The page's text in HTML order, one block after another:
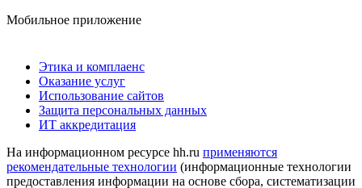
Мобильное приложение
Этика и комплаенс
Оказание услуг
Использование сайтов
Защита персональных данных
ИТ аккредитация
На информационном ресурсе hh.ru применяются
рекомендательные технологии (информационные технологии
предоставления информации на основе сбора, систематизации